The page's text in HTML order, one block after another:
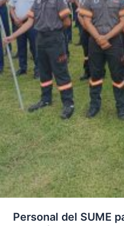
Personal del SUME